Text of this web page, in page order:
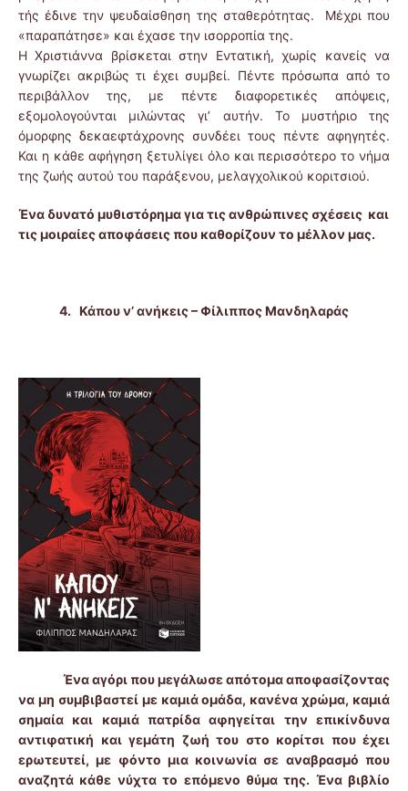
τής έδινε την ψευδαίσθηση της σταθερότητας. Μέχρι που
«παραπάτησε» και έχασε την ισορροπία της.
Η Χριστιάννα βρίσκεται στην Εντατική, χωρίς κανείς να
γνωρίζει ακριβώς τι έχει συμβεί. Πέντε πρόσωπα από το
περιβάλλον της, με πέντε διαφορετικές απόψεις,
εξομολογούνται μιλώντας γι’ αυτήν. Το μυστήριο της
όμορφης δεκαεφτάχρονης συνδέει τους πέντε αφηγητές.
Και η κάθε αφήγηση ξετυλίγει όλο και περισσότερο το νήμα
της ζωής αυτού του παράξενου, μελαγχολικού κοριτσιού.
Ένα δυνατό μυθιστόρημα για τις ανθρώπινες σχέσεις και
τις μοιραίες αποφάσεις που καθορίζουν το μέλλον μας.
4. Κάπου ν’ ανήκεις – Φίλιππος Μανδηλαράς
Ένα αγόρι που μεγάλωσε απότομα αποφασίζοντας
να μη συμβιβαστεί με καμιά ομάδα, κανένα χρώμα, καμιά
σημαία και καμιά πατρίδα αφηγείται την επικίνδυνα
αντιφατική και γεμάτη ζωή του στο κορίτσι που έχει
ερωτευτεί, με φόντο μια κοινωνία σε αναβρασμό που
αναζητά κάθε νύχτα το επόμενο θύμα της. Ένα βιβλίο